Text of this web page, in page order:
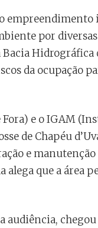
o
por
Hidrográfica
da ocupação
Fora) e o IGAM
de Chapéu
e manutenção
alega que a área
audiência, chegou